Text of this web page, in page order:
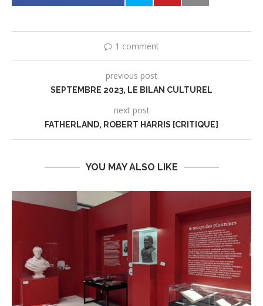
1 comment
previous post
SEPTEMBRE 2023, LE BILAN CULTUREL
next post
FATHERLAND, ROBERT HARRIS [CRITIQUE]
YOU MAY ALSO LIKE